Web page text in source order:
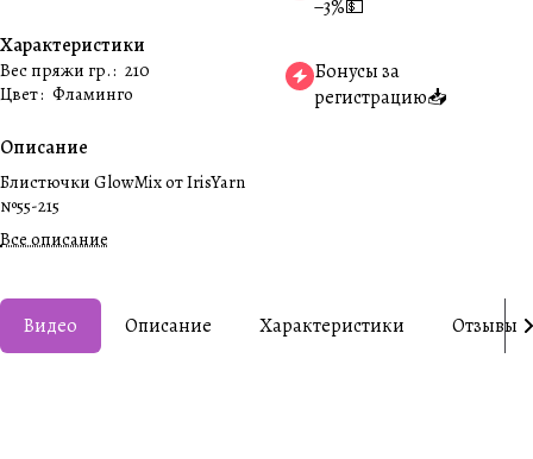
Характеристики
Вес пряжи гр.: 210
Цвет: Фламинго
Описание
Блистючки GlowMix от IrisYarn
№55-215
Все описание
−3%💵
Бонусы за
регистрацию📥
Видео Описание Характеристики Отзывы